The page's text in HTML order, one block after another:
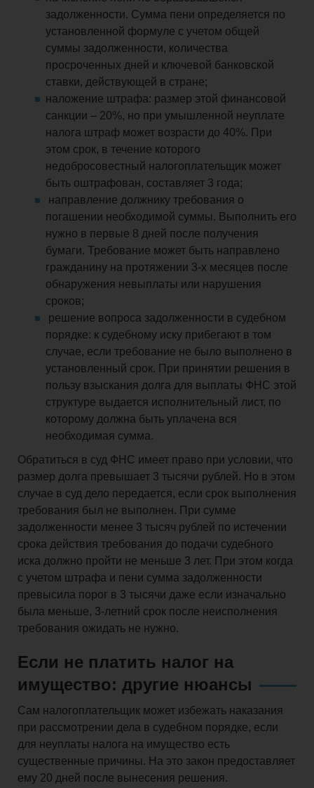
задолженности. Сумма пени определяется по
установленной формуле с учетом общей
суммы задолженности, количества
просроченных дней и ключевой банковской
ставки, действующей в стране;
наложение штрафа: размер этой финансовой
санкции – 20%, но при умышленной неуплате
налога штраф может возрасти до 40%. При
этом срок, в течение которого
недобросовестный налогоплательщик может
быть оштрафован, составляет 3 года;
направление должнику требования о
погашении необходимой суммы. Выполнить его
нужно в первые 8 дней после получения
бумаги. Требование может быть направлено
гражданину на протяжении 3-х месяцев после
обнаружения невыплаты или нарушения
сроков;
решение вопроса задолженности в судебном
порядке: к судебному иску прибегают в том
случае, если требование не было выполнено в
установленный срок. При принятии решения в
пользу взыскания долга для выплаты ФНС этой
структуре выдается исполнительный лист, по
которому должна быть уплачена вся
необходимая сумма.
Обратиться в суд ФНС имеет право при условии, что
размер долга превышает 3 тысячи рублей. Но в этом
случае в суд дело передается, если срок выполнения
требования был не выполнен. При сумме
задолженности менее 3 тысяч рублей по истечении
срока действия требования до подачи судебного
иска должно пройти не меньше 3 лет. При этом когда
с учетом штрафа и пени сумма задолженности
превысила порог в 3 тысячи даже если изначально
была меньше, 3-летний срок после неисполнения
требования ожидать не нужно.
Если не платить налог на
имущество: другие нюансы
Сам налогоплательщик может избежать наказания
при рассмотрении дела в судебном порядке, если
для неуплаты налога на имущество есть
существенные причины. На это закон предоставляет
ему 20 дней после вынесения решения.